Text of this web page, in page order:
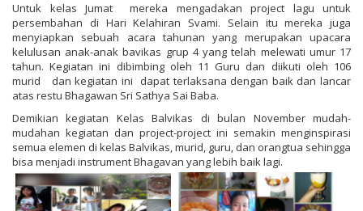
Untuk kelas Jumat mereka mengadakan project lagu untuk
persembahan di Hari Kelahiran Svami. Selain itu mereka juga
menyiapkan sebuah acara tahunan yang merupakan upacara
kelulusan anak-anak bavikas grup 4 yang telah melewati umur 17
tahun. Kegiatan ini dibimbing oleh 11 Guru dan diikuti oleh 106
murid dan kegiatan ini dapat terlaksana dengan baik dan lancar
atas restu Bhagawan Sri Sathya Sai Baba.
Demikian kegiatan Kelas Balvikas di bulan November mudah-
mudahan kegiatan dan project-project ini semakin menginspirasi
semua elemen di kelas Balvikas, murid, guru, dan orangtua sehingga
bisa menjadi instrument Bhagavan yang lebih baik lagi.